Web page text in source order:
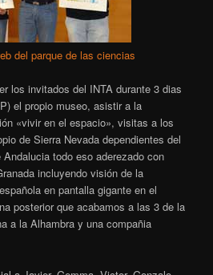
del parque de las ciencias
los invitados del INTA durante 3 dias
el propio museo, asistir a la
«vivir en el espacio», visitas a los
de Sierra Nevada dependientes del
todo eso aderezado con
incluyendo visión de la
en pantalla gigante en el
posterior que acabamos a las 3 de la
a la Alhambra y una compañia